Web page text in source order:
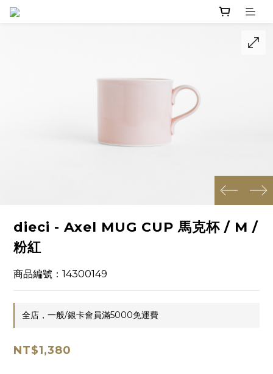
prev next
dieci - Axel MUG CUP 馬克杯 / M /
粉紅
商品編號：14300149
全店，一般/銀卡會員滿5000免運費
NT$1,380